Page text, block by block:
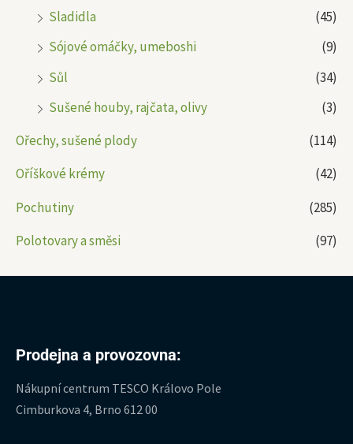
Sladidla
(45)
Sójové omáčky, umeboshi
(9)
Sůl
(34)
Sušené houby, rajčata, olivy
(3)
Ořechy, sušené plody
(114)
Oříškové krémy
(42)
Pochutiny
(285)
Polotovary a směsi
(97)
Prodejna a provozovna:
Nákupní centrum TESCO Královo Pole
Cimburkova 4, Brno 612 00